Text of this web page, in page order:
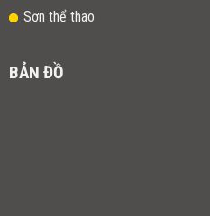
Sơn thể thao
BẢN ĐỒ